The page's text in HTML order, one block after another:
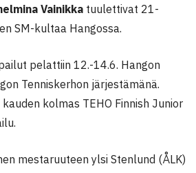
Vainikka tuulettivat 21-
SM-kultaa Hangossa.
pelattiin 12.-14.6. Hangon
Tenniskerhon järjestämänä.
kolmas TEHO Finnish Junior
mestaruuteen ylsi Stenlund (ÅLK)